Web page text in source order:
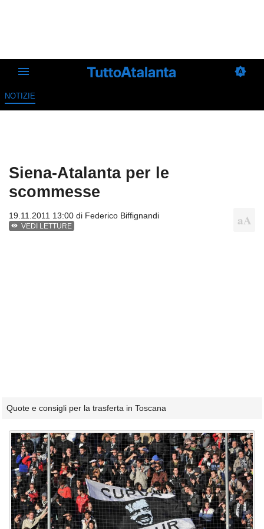
NOTIZIE
Siena-Atalanta per le
scommesse
19.11.2011 13:00 di Federico Biffignandi
VEDI LETTURE
Quote e consigli per la trasferta in Toscana